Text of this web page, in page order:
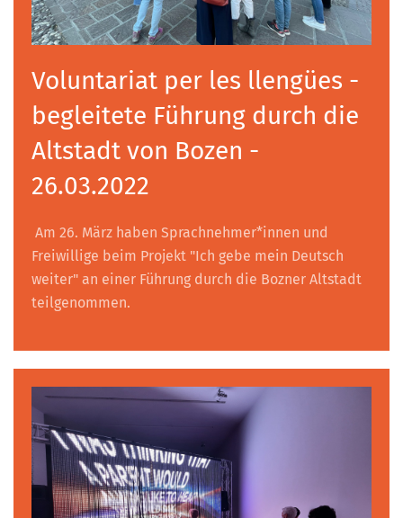
Voluntariat per les llengües -
begleitete Führung durch die
Altstadt von Bozen -
26.03.2022
Am 26. März haben Sprachnehmer*innen und
Freiwillige beim Projekt "Ich gebe mein Deutsch
weiter" an einer Führung durch die Bozner Altstadt
teilgenommen.